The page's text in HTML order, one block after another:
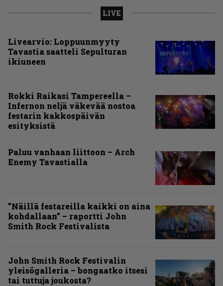
LIVE
Livearvio: Loppuunmyyty
Tavastia saatteli Sepulturan
ikiuneen
Rokki Raikasi Tampereella –
Infernon neljä väkevää nostoa
festarin kakkospäivän
esityksistä
Paluu vanhaan liittoon – Arch
Enemy Tavastialla
”Näillä festareilla kaikki on aina
kohdallaan” – raportti John
Smith Rock Festivalista
John Smith Rock Festivalin
yleisögalleria – bongaatko itsesi
tai tuttuja joukosta?